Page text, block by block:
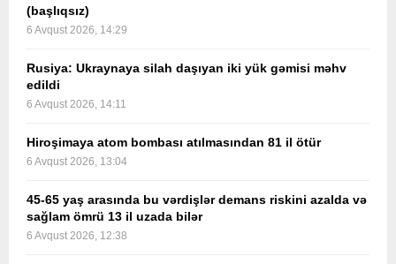
(başlıqsız)
6 Avqust 2026, 14:29
Rusiya: Ukraynaya silah daşıyan iki yük gəmisi məhv
edildi
6 Avqust 2026, 14:11
Hiroşimaya atom bombası atılmasından 81 il ötür
6 Avqust 2026, 13:04
45-65 yaş arasında bu vərdişlər demans riskini azalda və
sağlam ömrü 13 il uzada bilər
6 Avqust 2026, 12:38